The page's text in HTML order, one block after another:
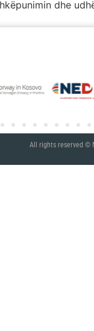
dhe
All rights reserved ©